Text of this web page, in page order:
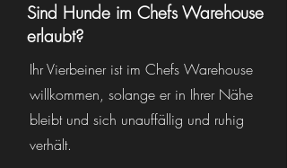
Sind Hunde im Chefs Warehouse
erlaubt?
Ihr Vierbeiner ist im Chefs Warehouse
willkommen, solange er in Ihrer Nähe
bleibt und sich unauffällig und ruhig
verhält.